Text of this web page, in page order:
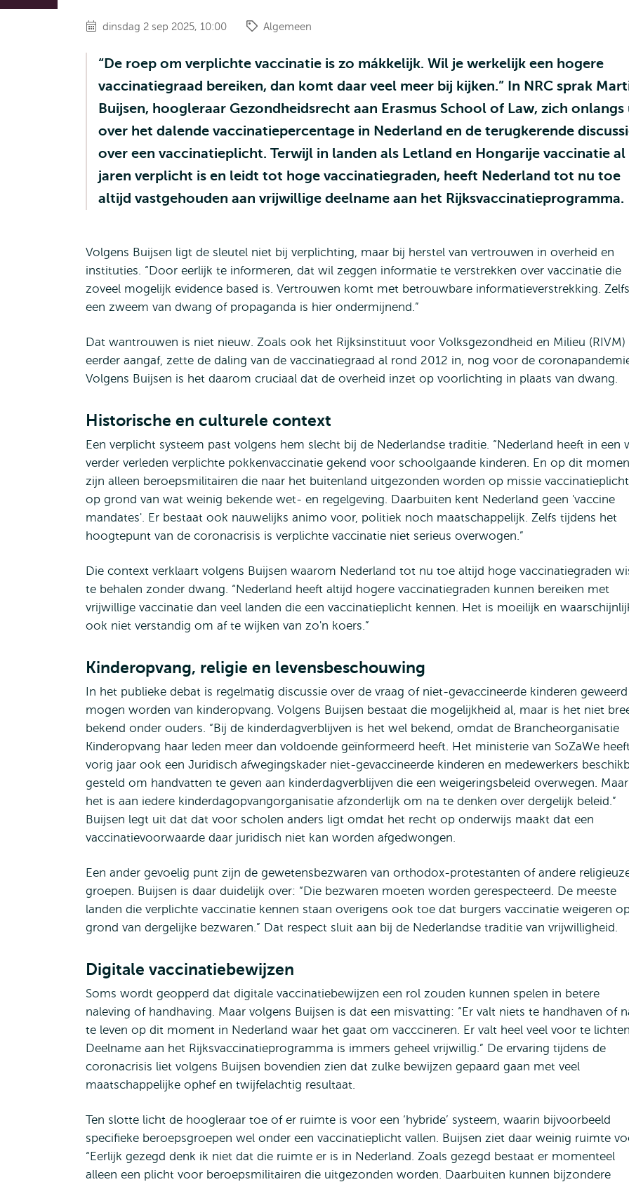
dinsdag 2 sep 2025, 10:00 Algemeen
“De roep om verplichte vaccinatie is zo mákkelijk. Wil je werkelijk een hogere
vaccinatiegraad bereiken, dan komt daar veel meer bij kijken.” In NRC sprak
Buijsen, hoogleraar Gezondheidsrecht aan Erasmus School of Law, zich onlangs
over het dalende vaccinatiepercentage in Nederland en de terugkerende
over een vaccinatieplicht. Terwijl in landen als Letland en Hongarije vaccinatie al
jaren verplicht is en leidt tot hoge vaccinatiegraden, heeft Nederland tot nu toe
altijd vastgehouden aan vrijwillige deelname aan het Rijksvaccinatieprogramma.
Volgens Buijsen ligt de sleutel niet bij verplichting, maar bij herstel van vertrouwen in overheid en
instituties. “Door eerlijk te informeren, dat wil zeggen informatie te verstrekken over vaccinatie die
zoveel mogelijk evidence based is. Vertrouwen komt met betrouwbare informatieverstrekking. Zelfs
een zweem van dwang of propaganda is hier ondermijnend.”
Dat wantrouwen is niet nieuw. Zoals ook het Rijksinstituut voor Volksgezondheid en Milieu (RIVM)
eerder aangaf, zette de daling van de vaccinatiegraad al rond 2012 in, nog voor de
Volgens Buijsen is het daarom cruciaal dat de overheid inzet op voorlichting in plaats van dwang.
Historische en culturele context
Een verplicht systeem past volgens hem slecht bij de Nederlandse traditie. “Nederland heeft in een
verder verleden verplichte pokkenvaccinatie gekend voor schoolgaande kinderen. En op dit
zijn alleen beroepsmilitairen die naar het buitenland uitgezonden worden op missie
op grond van wat weinig bekende wet- en regelgeving. Daarbuiten kent Nederland geen 'vaccine
mandates'. Er bestaat ook nauwelijks animo voor, politiek noch maatschappelijk. Zelfs tijdens het
hoogtepunt van de coronacrisis is verplichte vaccinatie niet serieus overwogen.”
Die context verklaart volgens Buijsen waarom Nederland tot nu toe altijd hoge vaccinatiegraden
te behalen zonder dwang. “Nederland heeft altijd hogere vaccinatiegraden kunnen bereiken met
vrijwillige vaccinatie dan veel landen die een vaccinatieplicht kennen. Het is moeilijk en
ook niet verstandig om af te wijken van zo'n koers.”
Kinderopvang, religie en levensbeschouwing
In het publieke debat is regelmatig discussie over de vraag of niet-gevaccineerde kinderen geweerd
mogen worden van kinderopvang. Volgens Buijsen bestaat die mogelijkheid al, maar is het niet
bekend onder ouders. “Bij de kinderdagverblijven is het wel bekend, omdat de Brancheorganisatie
Kinderopvang haar leden meer dan voldoende geïnformeerd heeft. Het ministerie van SoZaWe
vorig jaar ook een Juridisch afwegingskader niet-gevaccineerde kinderen en medewerkers
gesteld om handvatten te geven aan kinderdagverblijven die een weigeringsbeleid overwegen. Maar
het is aan iedere kinderdagopvangorganisatie afzonderlijk om na te denken over dergelijk beleid.”
Buijsen legt uit dat dat voor scholen anders ligt omdat het recht op onderwijs maakt dat een
vaccinatievoorwaarde daar juridisch niet kan worden afgedwongen.
Een ander gevoelig punt zijn de gewetensbezwaren van orthodox-protestanten of andere
groepen. Buijsen is daar duidelijk over: “Die bezwaren moeten worden gerespecteerd. De meeste
landen die verplichte vaccinatie kennen staan overigens ook toe dat burgers vaccinatie weigeren
grond van dergelijke bezwaren.” Dat respect sluit aan bij de Nederlandse traditie van vrijwilligheid.
Digitale vaccinatiebewijzen
Soms wordt geopperd dat digitale vaccinatiebewijzen een rol zouden kunnen spelen in betere
naleving of handhaving. Maar volgens Buijsen is dat een misvatting: “Er valt niets te handhaven of
te leven op dit moment in Nederland waar het gaat om vacccineren. Er valt heel veel voor te
Deelname aan het Rijksvaccinatieprogramma is immers geheel vrijwillig.” De ervaring tijdens de
coronacrisis liet volgens Buijsen bovendien zien dat zulke bewijzen gepaard gaan met veel
maatschappelijke ophef en twijfelachtig resultaat.
Ten slotte licht de hoogleraar toe of er ruimte is voor een ‘hybride’ systeem, waarin bijvoorbeeld
specifieke beroepsgroepen wel onder een vaccinatieplicht vallen. Buijsen ziet daar weinig ruimte
“Eerlijk gezegd denk ik niet dat die ruimte er is in Nederland. Zoals gezegd bestaat er momenteel
alleen een plicht voor beroepsmilitairen die uitgezonden worden. Daarbuiten kunnen bijzondere